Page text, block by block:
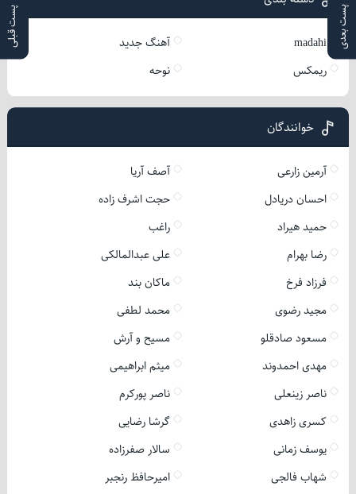
پست بعدی پست قبلی madahi
آهنگ جدید
ریمکس
نوحه
خوانندگان
آرمین زارعی
آصف آریا
احسان دریادل
حجت اشرف زاده
حمید هیراد
راغب
رضا بهرام
علی عبدالمالکی
فرزاد فرخ
ماکان بند
مجید رضوی
محمد لطفی
مسعود صادقلو
مسیح و آرش
مهدی احمدوند
میثم ابراهیمی
ناصر زینعلی
ناصر پورکرم
کسری زاهدی
گرشا رضایی
یوسف زمانی
سالار صفرزاده
شهاب فالجی
امیرحافظ رنجبر